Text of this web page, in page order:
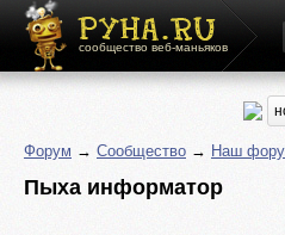
сообщество веб-маньяков
Форум → Сообщество → Наш
Пыха информатор